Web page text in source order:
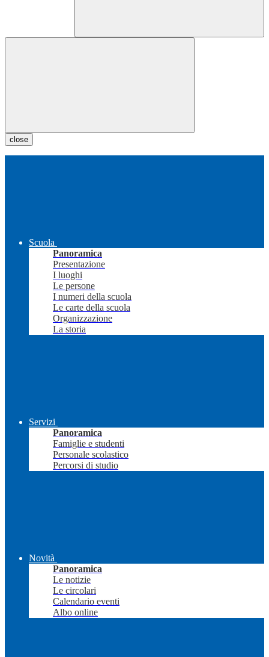
close
Scuola
Panoramica
Presentazione
I luoghi
Le persone
I numeri della scuola
Le carte della scuola
Organizzazione
La storia
Servizi
Panoramica
Famiglie e studenti
Personale scolastico
Percorsi di studio
Novità
Panoramica
Le notizie
Le circolari
Calendario eventi
Albo online